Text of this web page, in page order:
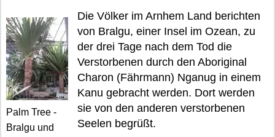
Palm Tree -
Bralgu und
Die Völker im Arnhem Land berichten
von Bralgu, einer Insel im Ozean, zu
der drei Tage nach dem Tod die
Verstorbenen durch den Aboriginal
Charon (Fährmann) Nganug in einem
Kanu gebracht werden. Dort werden
sie von den anderen verstorbenen
Seelen begrüßt.